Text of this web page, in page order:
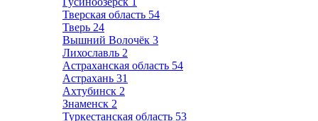
Тверская область 54
Тверь 24
Вышний Волочёк 3
Лихославль 2
Астраханская область 54
Астрахань 31
Ахтубинск 2
Знаменск 2
Туркестанская область 53